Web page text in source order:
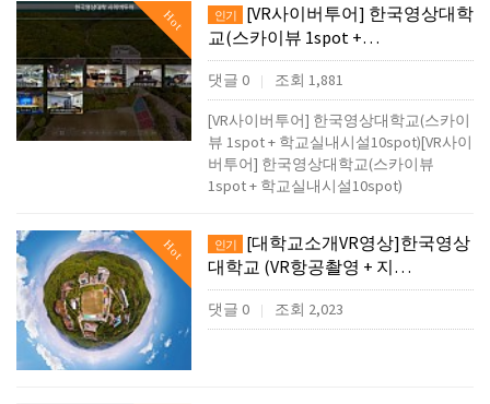
Hot 인기
[VR사이버투어] 한국영상대학
교(스카이뷰 1spot +…
댓글 0 조회 1,881
[VR사이버투어] 한국영상대학교(스카이
뷰 1spot + 학교실내시설10spot)[VR사이
버투어] 한국영상대학교(스카이뷰
1spot + 학교실내시설10spot)
Hot 인기
[대학교소개VR영상]한국영상
대학교 (VR항공촬영 + 지…
댓글 0 조회 2,023